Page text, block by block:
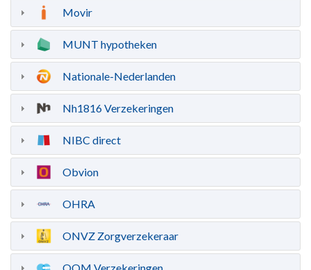
Movir
MUNT hypotheken
Nationale-Nederlanden
Nh1816 Verzekeringen
NIBC direct
Obvion
OHRA
ONVZ Zorgverzekeraar
OOM Verzekeringen